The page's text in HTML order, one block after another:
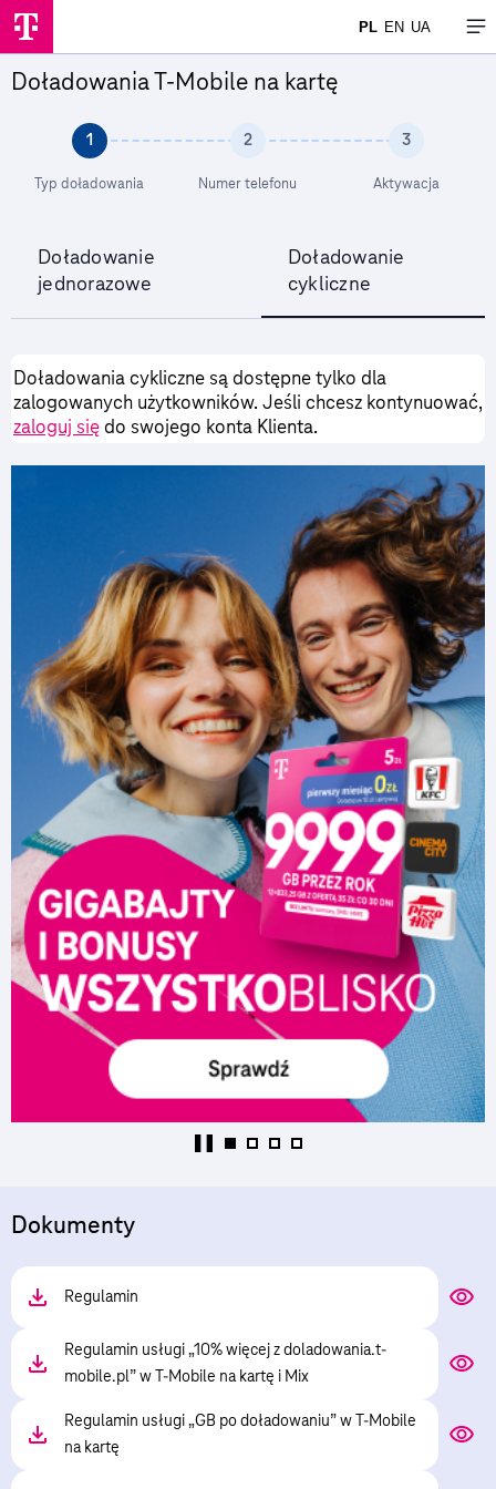
PL EN UA
Doładowania T-Mobile na kartę
Krok
1
Typ doładowaniaaktualny krok
Krok
2
Numer telefonu aktualny krok
Krok
3
Aktywacjaaktualny
Doładowanie
jednorazowe
Doładowanie
cykliczne
Doładowania cykliczne są dostępne tylko dla
zalogowanych użytkowników. Jeśli chcesz kontynuować,
zaloguj się do swojego konta Klienta.
Dokumenty
Regulamin
Regulamin usługi „10% więcej z doladowania.t-
mobile.pl” w T-Mobile na kartę i Mix
Regulamin usługi „GB po doładowaniu” w T-Mobile
na kartę